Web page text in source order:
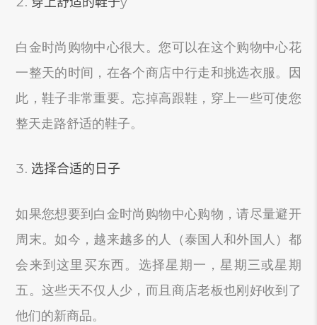
白金时尚购物中心很大。您可以在这个购物中心花
一整天的时间，在各个商店中行走和挑选衣服。因
此，鞋子非常重要。忘掉高跟鞋，穿上一些可使您
整天走路舒适的鞋子。
选择合适的日子
如果您想要到白金时尚购物中心购物，请尽量避开
周末。如今，越来越多的人（泰国人和外国人）都
会来到这里买东西。选择星期一，星期三或星期
五。这些天不仅人少，而且商店老板也刚好收到了
他们的新商品。